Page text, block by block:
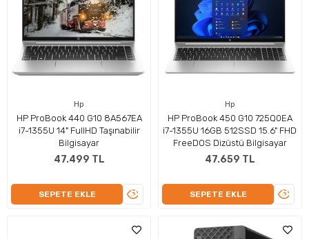
Hp
HP ProBook 440 G10 8A567EA
i7-1355U 14" FullHD Taşınabilir
Bilgisayar
47.499 TL
SEPETE EKLE
ÜRÜNÜ
Hp
HP ProBook 450 G10 725Q0EA
i7-1355U 16GB 512SSD 15.6" FHD
FreeDOS Dizüstü Bilgisayar
47.659 TL
SEPETE EKLE